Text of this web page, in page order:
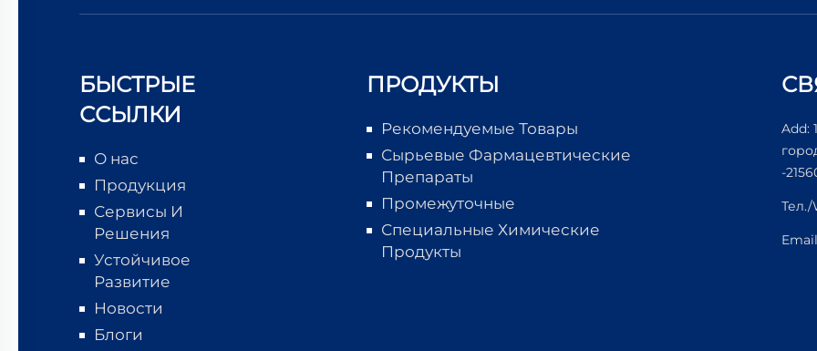
БЫСТРЫЕ
ССЫЛКИ
О нас
Продукция
Сервисы И
Решения
Устойчивое
Развитие
Новости
Блоги
ПРОДУКТЫ
Рекомендуемые Товары
Сырьевые Фармацевтические
Препараты
Промежуточные
Специальные Химические
Продукты
Add:
-
Тел./